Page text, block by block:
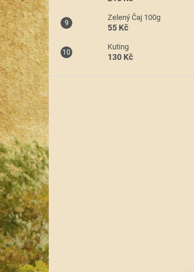
Zelený Čaj 100g
55 Kč
Kuting
130 Kč
Z
á
p
a
t
í